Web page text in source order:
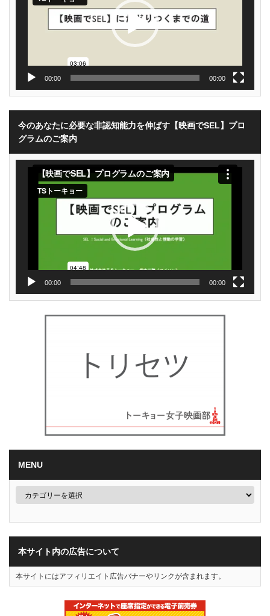
00:00 00:00
今のあなたに必要な非認知能力を伸ばす【映画でSEL】プロ
グラムのご案内
00:00 00:00
MENU
本サイト内の広告について
本サイトにはアフィリエイト広告バナーやリンクが含まれます。